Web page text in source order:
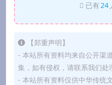
已有24
【郑重声明】
- 本站所有资料均来自公开渠
集，如有侵权，请联系我们处
- 本站所有资料仅供中华传统